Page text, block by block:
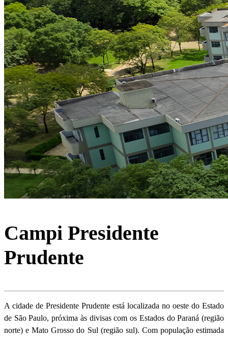
Campi Presidente
Prudente
A cidade de Presidente Prudente está localizada no oeste do Estado
de São Paulo, próxima às divisas com os Estados do Paraná (região
norte) e Mato Grosso do Sul (região sul). Com população estimada